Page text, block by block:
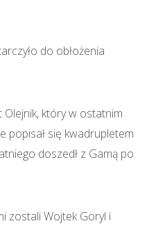
do obłożenia
który w ostatnim
popisał się kwadrupletem
doszedł z Gamą po
zostali Wojtek Goryl i